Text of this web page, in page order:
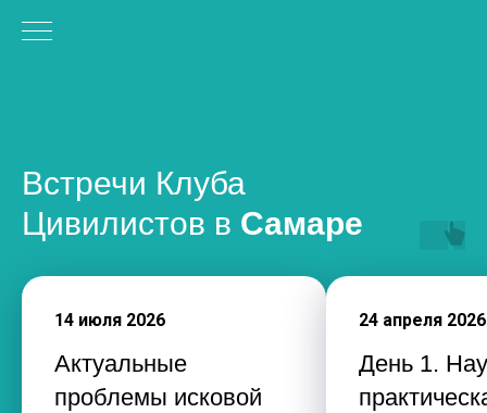
Встречи Клуба
Цивилистов в Самаре
14 июля 2026
Актуальные
проблемы исковой
24 апреля 2026
День 1.